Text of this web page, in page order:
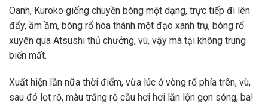
Oanh, Kuroko giống chuyền bóng một dạng, trực tiếp đi lên
đẩy, ầm ầm, bóng rổ hóa thành một đạo xanh trụ, bóng rổ
xuyên qua Atsushi thủ chưởng, vù, vậy mà tại không trung
biến mất.
Xuất hiện lần nữa thời điểm, vừa lúc ở vòng rổ phía trên, vù,
sau đó lọt rỗ, màu trắng rỗ cầu hơi hơi lăn lộn gợn sóng, ba!